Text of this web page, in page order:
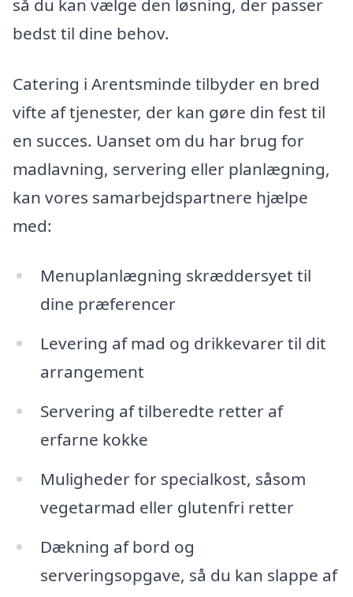
så du kan vælge den løsning, der passer
bedst til dine behov.
Catering i Arentsminde tilbyder en bred
vifte af tjenester, der kan gøre din fest til
en succes. Uanset om du har brug for
madlavning, servering eller planlægning,
kan vores samarbejdspartnere hjælpe
med:
Menuplanlægning skræddersyet til
dine præferencer
Levering af mad og drikkevarer til dit
arrangement
Servering af tilberedte retter af
erfarne kokke
Muligheder for specialkost, såsom
vegetarmad eller glutenfri retter
Dækning af bord og
serveringsopgave, så du kan slappe af